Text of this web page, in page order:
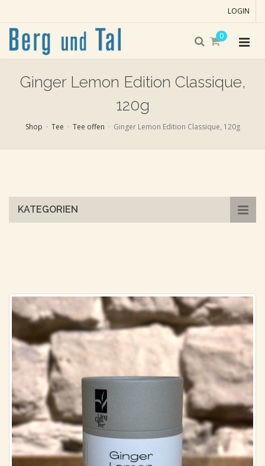
LOGIN
0
Ginger Lemon Edition Classique,
120g
Shop Tee Tee offen Ginger Lemon Edition Classique, 120g
KATEGORIEN